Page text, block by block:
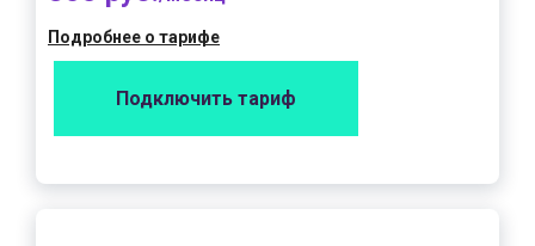
Подробнее о тарифе
Подключить тариф